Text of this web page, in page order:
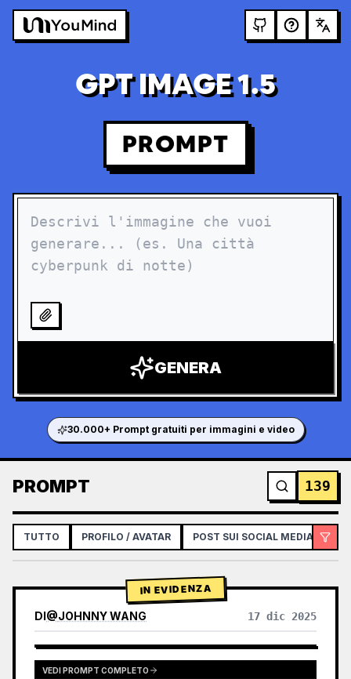
GPT IMAGE 1.5
PROMPT
GENERA
30.000+ Prompt gratuiti per immagini e video
PROMPT 139
TUTTO PROFILO / AVATAR POST SUI SOCIAL MEDIA
IN EVIDENZA
DI@JOHNNY WANG 17 dic 2025
GPTIMAGE15PROMPTS.PROMPTCARD.VIEWOTHERMODELRESULTS
VEDI PROMPT COMPLETO